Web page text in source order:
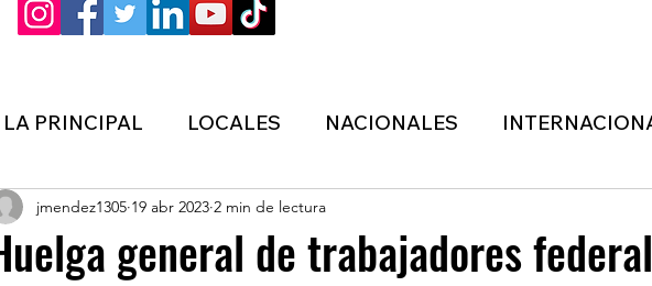
LA PRINCIPAL LOCALES NACIONALES
FINANZAS ECONÓMICA
general de trabajadores
jmendez1305 19 abr 2023 2 min de lectura